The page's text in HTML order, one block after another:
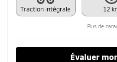
Traction intégrale 12
Plus de
Évaluer